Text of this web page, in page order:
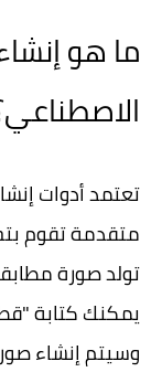
ما هو
تعتمد أدوات
متقدمة تقوم
تولد صورة
يمكنك كتابة
وسيتم إنشاء